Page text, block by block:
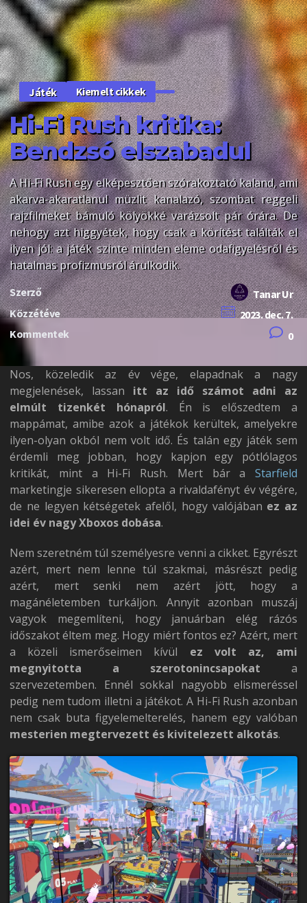
Játék Kiemelt cikkek
Hi-Fi Rush kritika:
Bendzsó elszabadul
A Hi-Fi Rush egy elképesztően szórakoztató kaland, ami
akarva-akaratlanul müzlit kanalazó, szombat reggeli
rajzfilmeket bámuló kölyökké varázsolt pár órára. De
nehogy azt higgyétek, hogy csak a körítést találták el
ilyen jól: a játék szinte minden eleme odafigyelésről és
hatalmas profizmusról árulkodik.
Szerző
Tanar Ur
Közzétéve
2023. dec. 7.
Kommentek
0
Nos, közeledik az év vége, elapadnak a nagy
megjelenések, lassan itt az idő számot adni az
elmúlt tizenkét hónapról. Én is előszedtem a
mappámat, amibe azok a játékok kerültek, amelyekre
ilyen-olyan okból nem volt idő. És talán egy játék sem
érdemli meg jobban, hogy kapjon egy pótlólagos
kritikát, mint a Hi-Fi Rush. Mert bár a Starfield
marketingje sikeresen ellopta a rivaldafényt év végére,
de ne legyen kétségetek afelől, hogy valójában ez az
idei év nagy Xboxos dobása.
Nem szeretném túl személyesre venni a cikket. Egyrészt
azért, mert nem lenne túl szakmai, másrészt pedig
azért, mert senki nem azért jött, hogy a
magánéletemben turkáljon. Annyit azonban muszáj
vagyok megemlíteni, hogy januárban elég rázós
időszakot éltem meg. Hogy miért fontos ez? Azért, mert
a közeli ismerőseimen kívül ez volt az, ami
megnyitotta a szerotonincsapokat a
szervezetemben. Ennél sokkal nagyobb elismeréssel
pedig nem tudom illetni a játékot. A Hi-Fi Rush azonban
nem csak buta figyelemelterelés, hanem egy valóban
mesterien megtervezett és kivitelezett alkotás.